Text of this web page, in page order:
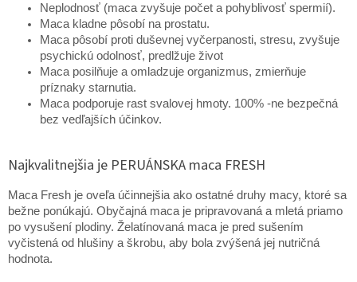
Neplodnosť (maca zvyšuje počet a pohyblivosť spermií).
Maca kladne pôsobí na prostatu.
Maca pôsobí proti duševnej vyčerpanosti, stresu, zvyšuje
psychickú odolnosť, predlžuje život
Maca posilňuje a omladzuje organizmus, zmierňuje
príznaky starnutia.
Maca podporuje rast svalovej hmoty. 100% -ne bezpečná
bez vedľajších účinkov.
Najkvalitnejšia je PERUÁNSKA maca FRESH
Maca Fresh je oveľa účinnejšia ako ostatné druhy macy, ktoré sa
bežne ponúkajú. Obyčajná maca je pripravovaná a mletá priamo
po vysušení plodiny. Želatínovaná maca je pred sušením
vyčistená od hlušiny a škrobu, aby bola zvýšená jej nutričná
hodnota.